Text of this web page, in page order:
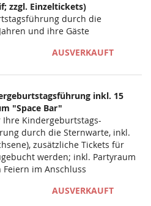
zzgl. Einzeltickets)
durch die
und ihre Gäste
AUSVERKAUFT
inkl. 15
"Space Bar"
Kindergeburtstags-
durch die Sternwarte, inkl.
zusätzliche Tickets für
werden; inkl. Partyraum
im Anschluss
AUSVERKAUFT